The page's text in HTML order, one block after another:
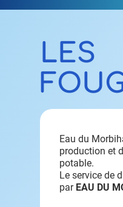
LES
Eau du
production et
potable.
Le service de
par EAU DU